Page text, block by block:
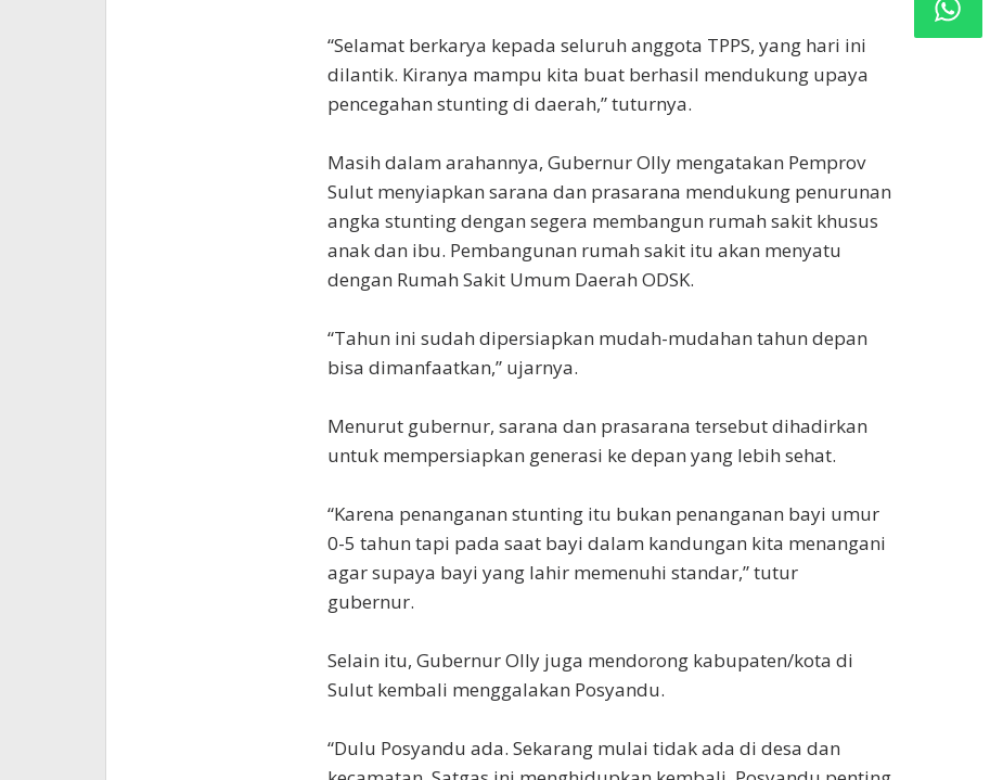
“Selamat berkarya kepada seluruh anggota TPPS, yang hari ini
dilantik. Kiranya mampu kita buat berhasil mendukung upaya
pencegahan stunting di daerah,” tuturnya.
Masih dalam arahannya, Gubernur Olly mengatakan Pemprov
Sulut menyiapkan sarana dan prasarana mendukung penurunan
angka stunting dengan segera membangun rumah sakit khusus
anak dan ibu. Pembangunan rumah sakit itu akan menyatu
dengan Rumah Sakit Umum Daerah ODSK.
“Tahun ini sudah dipersiapkan mudah-mudahan tahun depan
bisa dimanfaatkan,” ujarnya.
Menurut gubernur, sarana dan prasarana tersebut dihadirkan
untuk mempersiapkan generasi ke depan yang lebih sehat.
“Karena penanganan stunting itu bukan penanganan bayi umur
0-5 tahun tapi pada saat bayi dalam kandungan kita menangani
agar supaya bayi yang lahir memenuhi standar,” tutur
gubernur.
Selain itu, Gubernur Olly juga mendorong kabupaten/kota di
Sulut kembali menggalakan Posyandu.
“Dulu Posyandu ada. Sekarang mulai tidak ada di desa dan